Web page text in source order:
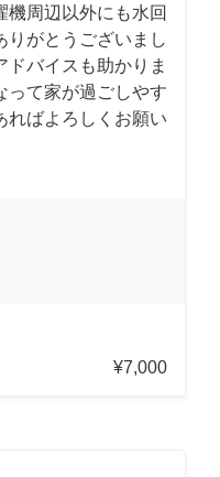
機周辺以外にも水回
りがとうございまし
ドバイスも助かりま
って家が過ごしやす
ればよろしくお願い
¥7,000